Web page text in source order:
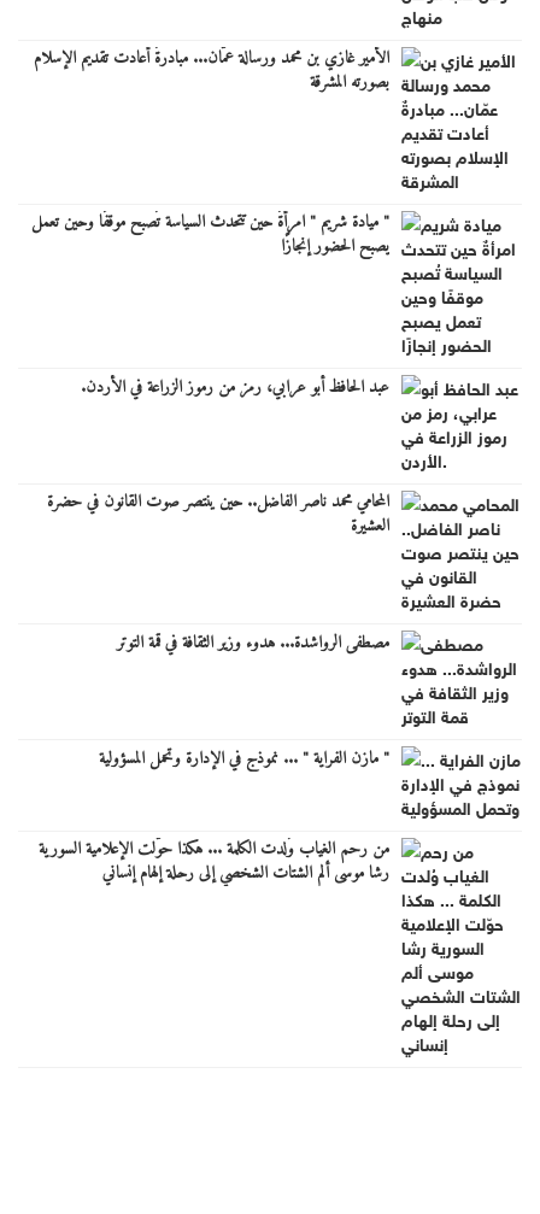
الأمير غازي بن محمد ورسالة عمّان... مبادرةٌ أعادت تقديم الإسلام
بصورته المشرقة
" ميادة شريم " امرأةٌ حين تتحدث السياسة تُصبح موقفًا وحين تعمل
يصبح الحضور إنجازًا
عبد الحافظ أبو عرابي، رمز من رموز الزراعة في الأردن.
المحامي محمد ناصر الفاضل.. حين ينتصر صوت القانون في حضرة
العشيرة
مصطفى الرواشدة... هدوء وزير الثقافة في قمة التوتر
" مازن الفراية " ... نموذج في الإدارة وتحمل المسؤولية
من رحم الغياب وُلدت الكلمة ... هكذا حوّلت الإعلامية السورية
رشا موسى ألم الشتات الشخصي إلى رحلة إلهام إنساني